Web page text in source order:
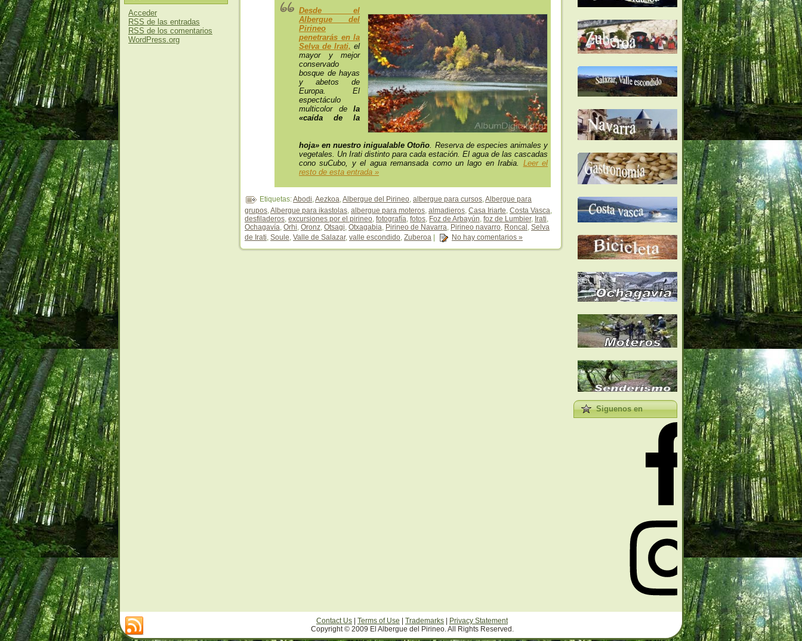
Acceder
RSS de las entradas
RSS de los comentarios
WordPress.org
Desde el
Albergue del
Pirineo
penetrarás en la
Selva de Irati, el
mayor y mejor
conservado
bosque de hayas
y abetos de
Europa. El
espectáculo
multicolor de la
«caída de la
hoja» en nuestro inigualable Otoño . Reserva de especies animales y
vegetales. Un Irati distinto para cada estación. El agua de las cascadas
cono suCubo, y el agua remansada como un lago en Irabia. Leer el
resto de esta entrada »
Etiquetas:Abodi Aezkoa Albergue del Pirineo albergue para cursos Albergue para
grupos Albergue para ikastolas albergue para moteros almadieros Casa Iriarte Costa Vasca
desfiladeros excursiones por el pirineo fotografía fotos Foz de Arbayún foz de Lumbier, Irati
Ochagavía Orhi Oronz Otsagi Otxagabia Pirineo de Navarra Pirineo navarro Roncal Selva
de Irati Soule Valle de Salazar, valle escondido Zuberoa | No hay comentarios »
Siguenos en
Contact Us Terms of Use Trademarks
Privacy Statement
Copyright © 2009 El Albergue del Pirineo. All Rights Reserved.